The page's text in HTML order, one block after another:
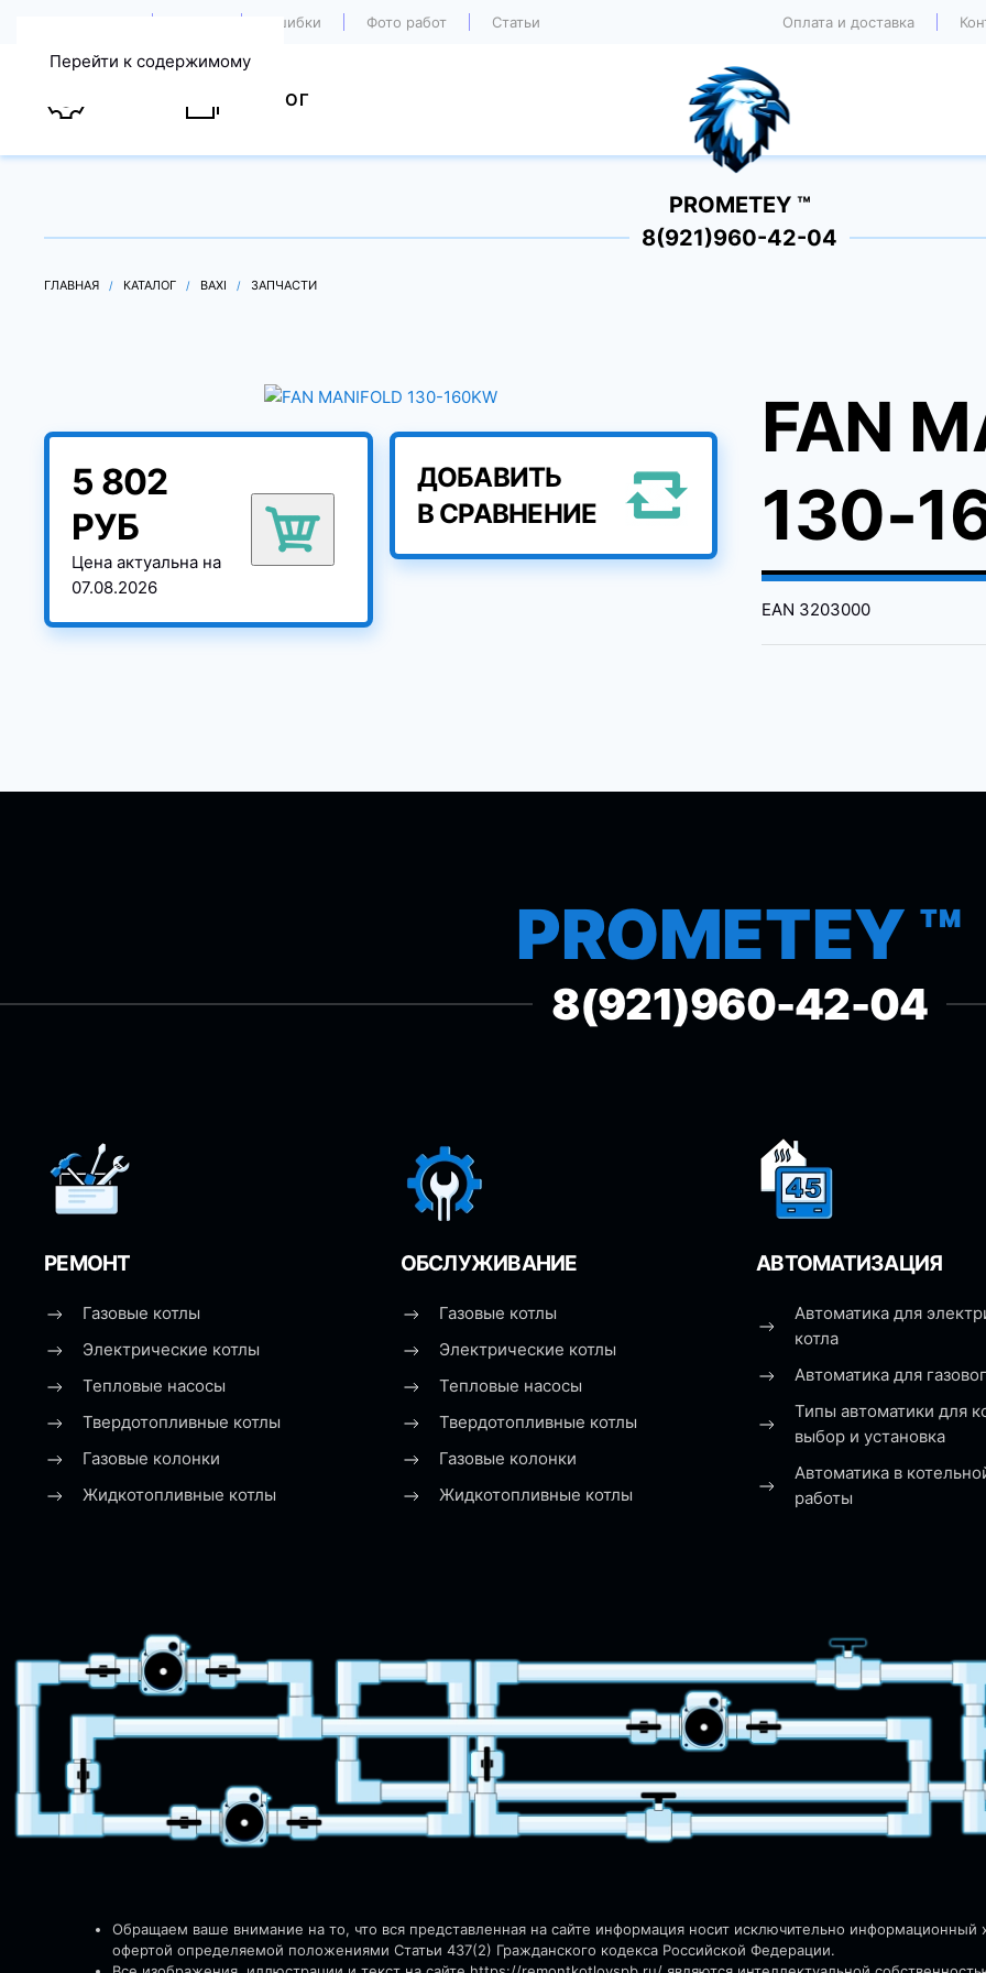
Перейти к содержимому
Ошибки Фото работ Статьи Оплата и доставка
КАТАЛОГ
PROMETEY ™
8(921)960-42-04
ГЛАВНАЯ КАТАЛОГ BAXI ЗАПЧАСТИ
5 802
РУБ
Цена актуальна на
07.08.2026
ДОБАВИТЬ
В СРАВНЕНИЕ
FAN
130-
EAN 3203000
PROMETEY ™
8(921)960-42-04
РЕМОНТ
Газовые котлы
Электрические котлы
Тепловые насосы
Твердотопливные котлы
Газовые колонки
Жидкотопливные котлы
ОБСЛУЖИВАНИЕ
Газовые котлы
Электрические котлы
Тепловые насосы
Твердотопливные котлы
Газовые колонки
Жидкотопливные котлы
АВТОМАТИЗАЦИЯ
Автоматика для
котла
Автоматика для
Типы автоматики для
выбор и установка
Автоматика в
работы
Обращаем ваше внимание на то, что вся представленная на сайте информация носит исключительно информационный
офертой определяемой положениями Статьи 437(2) Гражданского кодекса Российской Федерации.